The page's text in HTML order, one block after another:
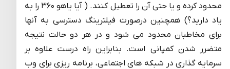
محدود کرده و یا حتی آن را تعطیل کنند. ( آیا یاهو ۳۶۰ را به
یاد دارید؟) همچنین درصورت فیلترینگ دسترسی به آنها
برای مخاطبان محدود می شود و در هر دو حالت نتیجه
متضرر شدن کمپانی است. بنابراین راه درست علاوه بر
سرمایه گذاری در شبکه های اجتماعی، برنامه ریزی برای وب